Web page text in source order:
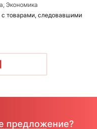
Экономика
товарами, следовавшими
предложение?